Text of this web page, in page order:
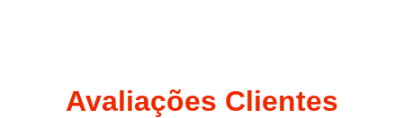
Avaliações Clientes